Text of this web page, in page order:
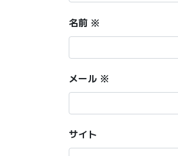
名前 ※
メール ※
サイト